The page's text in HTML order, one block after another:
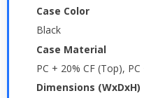
Case Color
Black
Case Material
PC + 20% CF (Top),
Dimensions (WxDxH)